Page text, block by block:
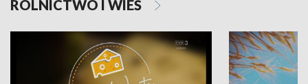
ROLNICTWO I WIEŚ